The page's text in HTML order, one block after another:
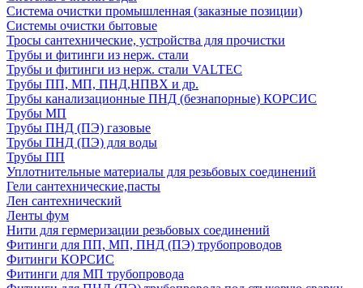
Система очистки промышленная (заказные позиции)
Системы очистки бытовые
Тросы сантехнические, устройства для прочистки
Трубы и фитинги из нерж. стали
Трубы и фитинги из нерж. стали VALTEC
Трубы ПП, МП, ПНД,НПВХ и др.
Трубы канализационные ПНД (безнапорные) КОРСИС
Трубы МП
Трубы ПНД (ПЭ) газовые
Трубы ПНД (ПЭ) для воды
Трубы ПП
Уплотнительные материалы для резьбовых соединений
Гели сантехнические,пасты
Лен сантехнический
Ленты фум
Нити для гермеризации резьбовых соединений
Фитинги для ПП, МП, ПНД (ПЭ) трубопроводов
Фитинги КОРСИС
Фитинги для МП трубопровода